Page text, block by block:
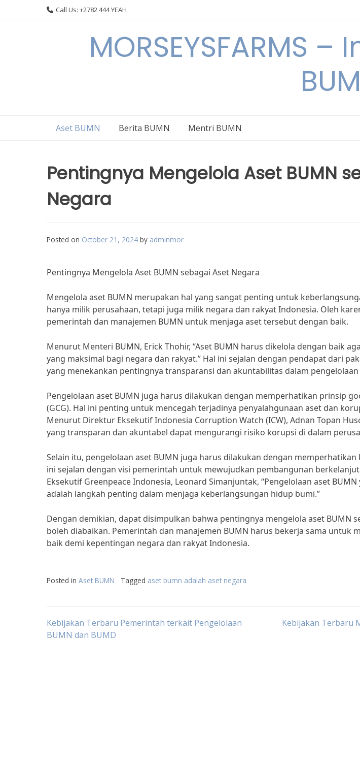
Call Us: +2782 444 YEAH
MORSEYSFARMS
Aset BUMN Berita BUMN Mentri BUMN
Pentingnya Mengelola Aset BUMN
Negara
Posted on October 21, 2024 by adminmor
Pentingnya Mengelola Aset BUMN sebagai Aset Negara
Mengelola aset BUMN merupakan hal yang sangat penting untuk
hanya milik perusahaan, tetapi juga milik negara dan rakyat Indonesia. Oleh
pemerintah dan manajemen BUMN untuk menjaga aset tersebut dengan baik.
Menurut Menteri BUMN, Erick Thohir, “Aset BUMN harus dikelola dengan baik
yang maksimal bagi negara dan rakyat.” Hal ini sejalan dengan pendapat dari
yang menekankan pentingnya transparansi dan akuntabilitas dalam pengelolaan
Pengelolaan aset BUMN juga harus dilakukan dengan memperhatikan prinsip
(GCG). Hal ini penting untuk mencegah terjadinya penyalahgunaan aset dan
Menurut Direktur Eksekutif Indonesia Corruption Watch (ICW), Adnan Topan
yang transparan dan akuntabel dapat mengurangi risiko korupsi di dalam
Selain itu, pengelolaan aset BUMN juga harus dilakukan dengan
ini sejalan dengan visi pemerintah untuk mewujudkan pembangunan
Eksekutif Greenpeace Indonesia, Leonard Simanjuntak, “Pengelolaan aset
adalah langkah penting dalam menjaga keberlangsungan hidup bumi.”
Dengan demikian, dapat disimpulkan bahwa pentingnya mengelola aset BUMN
boleh diabaikan. Pemerintah dan manajemen BUMN harus bekerja sama untuk
baik demi kepentingan negara dan rakyat Indonesia.
Posted in Aset BUMN Tagged aset bumn adalah aset negara
Post
Kebijakan Terbaru Pemerintah terkait Pengelolaan
BUMN dan BUMD
Kebijakan Terbaru